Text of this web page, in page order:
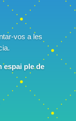
vos a les
espai ple de